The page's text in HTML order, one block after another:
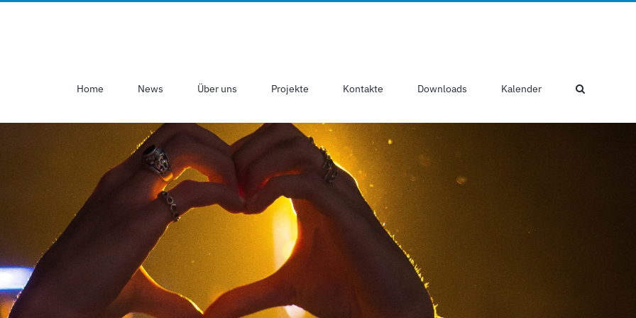
Home News Über uns Projekte Kontakte Downloads Kalender